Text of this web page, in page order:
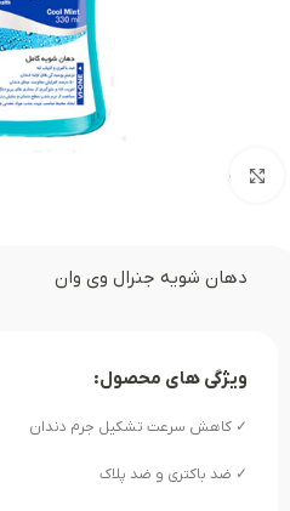
بزرگنمایی تصویر
دهان شویه جنرال وی وان
ویژگی های محصول:
✓ کاهش سرعت تشکیل جرم دندان
✓ ضد باکتری و ضد پلاک